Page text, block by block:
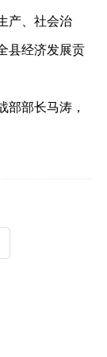
产、社会治
县经济发展贡
部部长马涛，